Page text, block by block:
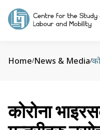
Home/News & Media/
कोरोना